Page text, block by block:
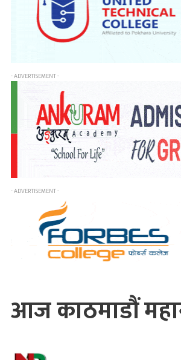
- ADVERTISEMENT -
- ADVERTISEMENT -
आज काठमाडौं